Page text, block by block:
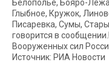
Белополье, Бояро-
Глыбное, Кружок,
Писаревка, Сумы,
говорится в
Вооруженных сил
Источник: РИА Новости